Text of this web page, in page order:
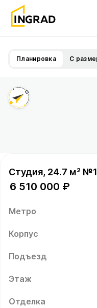
Планировка С
Студия, 24.7 м²
6 510 000 ₽
Метро
Корпус
Подъезд
Этаж
Отделка